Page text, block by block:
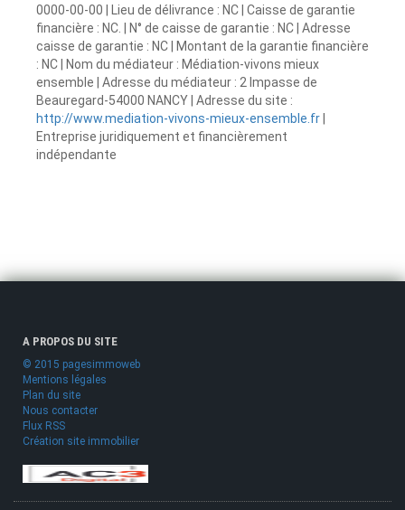
0000-00-00 | Lieu de délivrance : NC | Caisse de garantie
financière : NC. | N° de caisse de garantie : NC | Adresse
caisse de garantie : NC | Montant de la garantie financière
: NC | Nom du médiateur : Médiation-vivons mieux
ensemble | Adresse du médiateur : 2 Impasse de
Beauregard-54000 NANCY | Adresse du site :
http://www.mediation-vivons-mieux-ensemble.fr
Entreprise juridiquement et financièrement
indépendante
A PROPOS DU SITE
© 2015 pagesimmoweb
Mentions légales
Plan du site
Nous contacter
Flux RSS
Création site immobilier